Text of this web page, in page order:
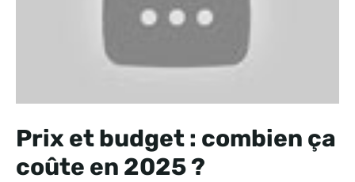
Prix et budget : combien ça
coûte en 2025 ?